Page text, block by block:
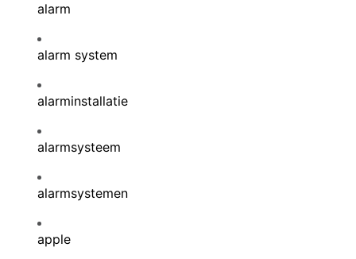
alarm
alarm system
alarminstallatie
alarmsysteem
alarmsystemen
apple